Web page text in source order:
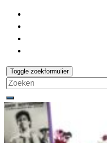
Toggle zoekformulier
Search
for: